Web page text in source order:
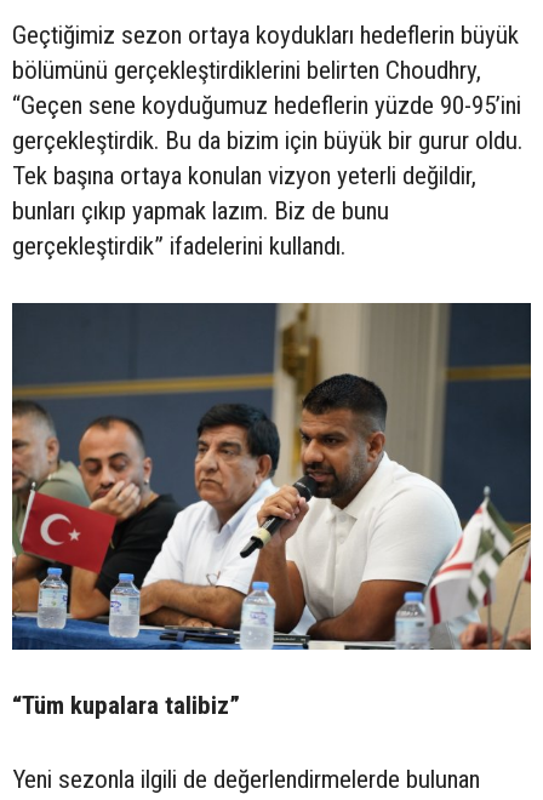
Geçtiğimiz sezon ortaya koydukları hedeflerin büyük
bölümünü gerçekleştirdiklerini belirten Choudhry,
“Geçen sene koyduğumuz hedeflerin yüzde 90-95’ini
gerçekleştirdik. Bu da bizim için büyük bir gurur oldu.
Tek başına ortaya konulan vizyon yeterli değildir,
bunları çıkıp yapmak lazım. Biz de bunu
gerçekleştirdik” ifadelerini kullandı.
“Tüm kupalara talibiz”
Yeni sezonla ilgili de değerlendirmelerde bulunan